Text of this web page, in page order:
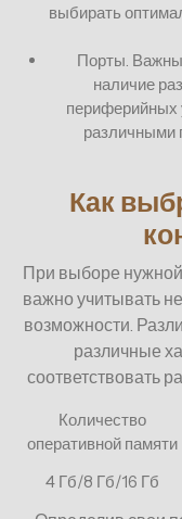
выбирать
Порты.
наличие
периферийных
различными
Как
При выборе нужной
важно учитывать
возможности.
различные
соответствовать
Количество
оперативной памяти
4 Гб/8 Гб/16 Гб